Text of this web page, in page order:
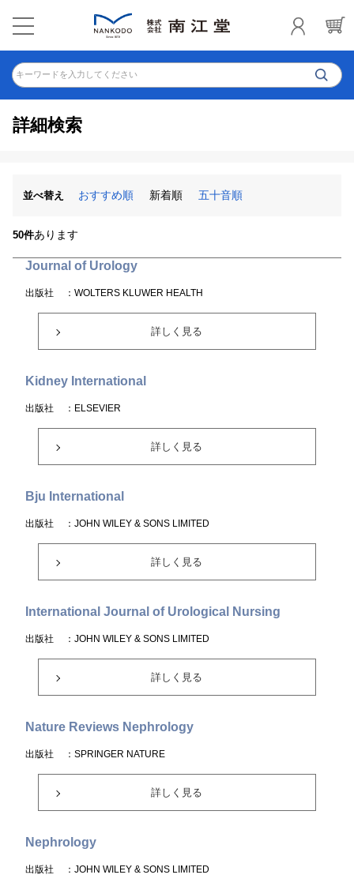
キーワードを入力してください
詳細検索
並べ替え おすすめ順 新着順 五十音順
50件あります
Journal of Urology
出版社 ：WOLTERS KLUWER HEALTH
詳しく見る
Kidney International
出版社 ：ELSEVIER
詳しく見る
Bju International
出版社 ：JOHN WILEY & SONS LIMITED
詳しく見る
International Journal of Urological Nursing
出版社 ：JOHN WILEY & SONS LIMITED
詳しく見る
Nature Reviews Nephrology
出版社 ：SPRINGER NATURE
詳しく見る
Nephrology
出版社 ：JOHN WILEY & SONS LIMITED